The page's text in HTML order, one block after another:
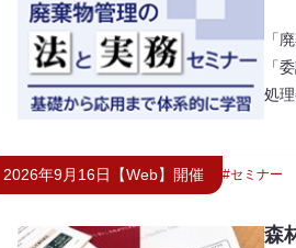
「
「
処
2026年9月16日【Web】開催 セミナー
森